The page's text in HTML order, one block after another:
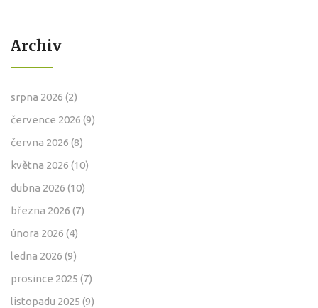
Archiv
srpna 2026 (2)
července 2026 (9)
června 2026 (8)
května 2026 (10)
dubna 2026 (10)
března 2026 (7)
února 2026 (4)
ledna 2026 (9)
prosince 2025 (7)
listopadu 2025 (9)